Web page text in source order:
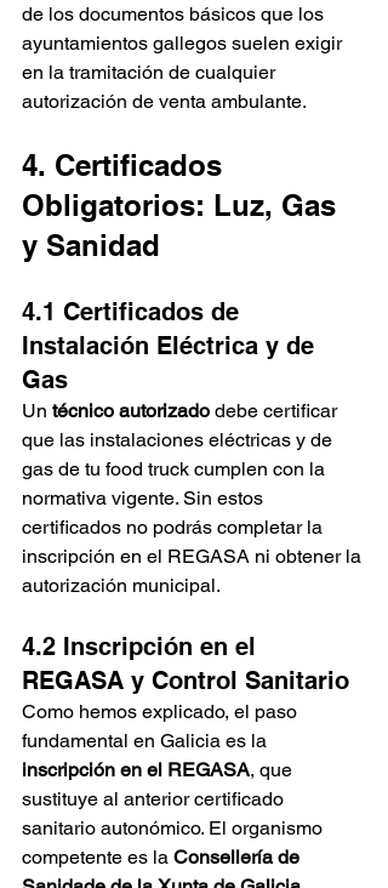
de los documentos básicos que los
ayuntamientos gallegos suelen exigir
en la tramitación de cualquier
autorización de venta ambulante.
4. Certificados
Obligatorios: Luz, Gas
y Sanidad
4.1 Certificados de
Instalación Eléctrica y de
Gas
Un técnico autorizado debe certificar
que las instalaciones eléctricas y de
gas de tu food truck cumplen con la
normativa vigente. Sin estos
certificados no podrás completar la
inscripción en el REGASA ni obtener la
autorización municipal.
4.2 Inscripción en el
REGASA y Control Sanitario
Como hemos explicado, el paso
fundamental en Galicia es la
inscripción en el REGASA, que
sustituye al anterior certificado
sanitario autonómico. El organismo
competente es la Consellería de